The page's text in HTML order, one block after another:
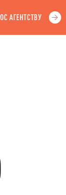
АГЕНТСТВУ